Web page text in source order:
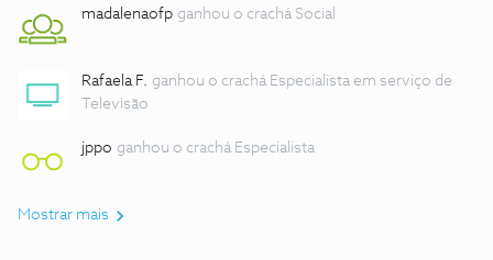
madalenaofp ganhou o crachá Social
Rafaela F. ganhou o crachá Especialista em serviço de
Televisão
jppo ganhou o crachá Especialista
Mostrar mais